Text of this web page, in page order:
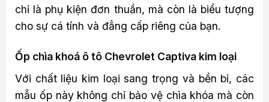
chỉ là phụ kiện đơn thuần, mà còn là biểu tượng
cho sự cá tính và đẳng cấp riêng của bạn.
Ốp chìa khoá ô tô Chevrolet Captiva kim loại
Với chất liệu kim loại sang trọng và bền bỉ, các
mẫu ốp này không chỉ bảo vệ chìa khóa mà còn